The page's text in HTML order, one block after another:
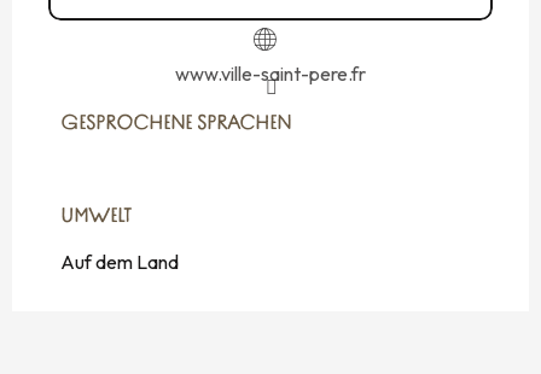
www.ville-saint-pere.fr
GESPROCHENE SPRACHEN
GESPROCHENE SPRACHEN
UMWELT
UMWELT
Auf dem Land